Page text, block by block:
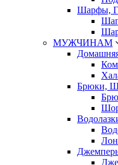
Шарфы,
МУЖЧИНАМ
Брюки,